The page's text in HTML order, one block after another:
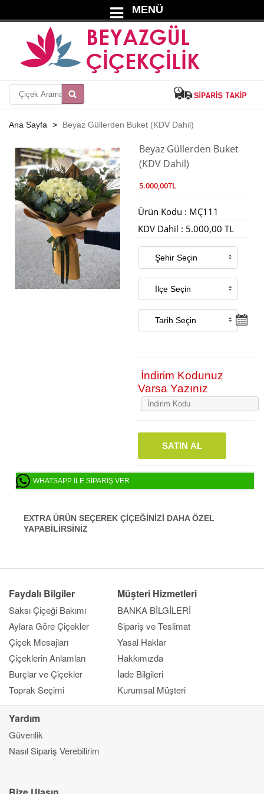
MENÜ
Ana Sayfa Beyaz Güllerden Buket (KDV Dahil)
Beyaz Güllerden Buket
(KDV Dahil)
5.000,00TL
Ürün Kodu : MÇ111
KDV Dahil : 5.000,00 TL
İndirim Kodunuz
Varsa Yazınız
SATIN AL
WHATSAPP ILE SIPARIŞ VER
EXTRA ÜRÜN SEÇEREK ÇİÇEĞİNİZİ DAHA ÖZEL
YAPABİLİRSİNİZ
Faydalı Bilgiler
Saksı Çiçeği Bakımı
Aylara Göre Çiçekler
Çiçek Mesajları
Çiçeklerin Anlamları
Burçlar ve Çiçekler
Toprak Seçimi
Müşteri Hizmetleri
BANKA BİLGİLERİ
Sipariş ve Teslimat
Yasal Haklar
Hakkımızda
İade Bilgileri
Kurumsal Müşteri
Yardım
Güvenlik
Nasıl Sipariş Verebilirim
Kapat
Gönderim Amacı
Çok Satanlar